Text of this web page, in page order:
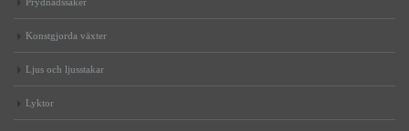
Konstgjorda växter
Ljus och ljusstakar
Lyktor